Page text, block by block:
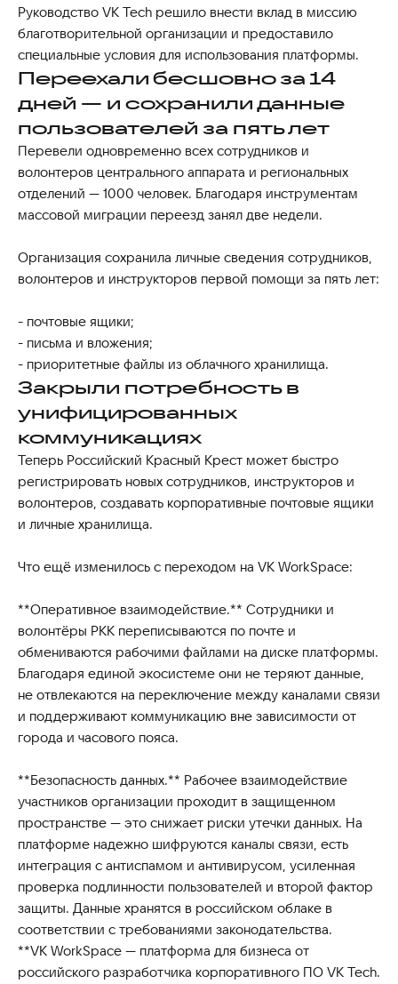
Руководство VK Tech решило внести вклад в миссию
благотворительной организации и предоставило
специальные условия для использования платформы.
Переехали бесшовно за 14
дней — и сохранили данные
пользователей за пять лет
Перевели одновременно всех сотрудников и
волонтеров центрального аппарата и региональных
отделений — 1000 человек. Благодаря инструментам
массовой миграции переезд занял две недели.
Организация сохранила личные сведения сотрудников,
волонтеров и инструкторов первой помощи за пять лет:
- почтовые ящики;
- письма и вложения;
- приоритетные файлы из облачного хранилища.
Закрыли потребность в
унифицированных
коммуникациях
Теперь Российский Красный Крест может быстро
регистрировать новых сотрудников, инструкторов и
волонтеров, создавать корпоративные почтовые ящики
и личные хранилища.
Что ещё изменилось с переходом на VK WorkSpace:
**Оперативное взаимодействие.** Сотрудники и
волонтёры РКК переписываются по почте и
обмениваются рабочими файлами на диске платформы.
Благодаря единой экосистеме они не теряют данные,
не отвлекаются на переключение между каналами связи
и поддерживают коммуникацию вне зависимости от
города и часового пояса.
**Безопасность данных.** Рабочее взаимодействие
участников организации проходит в защищенном
пространстве — это снижает риски утечки данных. На
платформе надежно шифруются каналы связи, есть
интеграция с антиспамом и антивирусом, усиленная
проверка подлинности пользователей и второй фактор
защиты. Данные хранятся в российском облаке в
соответствии с требованиями законодательства.
**VK WorkSpace — платформа для бизнеса от
российского разработчика корпоративного ПО VK Tech.